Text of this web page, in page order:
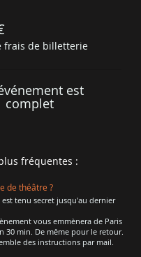
frais de billetterie
est
complet
fréquentes :
de théâtre ?
tenu secret jusqu'au dernier
vous emmènera de Paris
30 min. De même pour le retour.
des instructions par mail.